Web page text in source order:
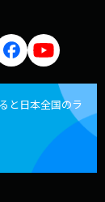
と日本全国のラ